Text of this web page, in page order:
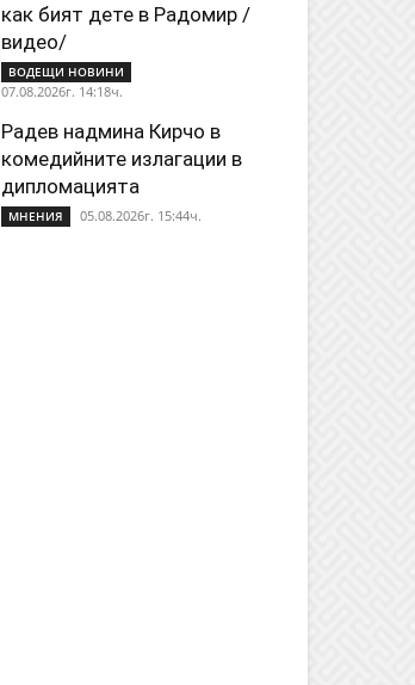
как бият дете в Радомир /
видео/
ВОДЕЩИ НОВИНИ
07.08.2026г. 14:18ч.
Радев надмина Кирчо в
комедийните излагации в
дипломацията
МНЕНИЯ 05.08.2026г. 15:44ч.